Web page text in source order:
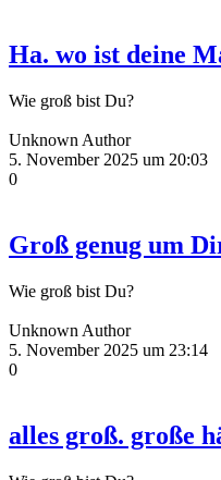
Ha. wo ist deine
Wie groß bist Du?
Unknown Author
5. November 2025 um 20:03
0
Groß genug um
Wie groß bist Du?
Unknown Author
5. November 2025 um 23:14
0
alles groß. große